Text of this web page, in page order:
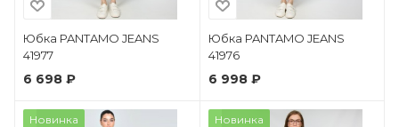
Юбка PANTAMO JEANS
41977
6 698 ₽
Юбка PANTAMO JEANS
41976
6 998 ₽
Новинка Новинка